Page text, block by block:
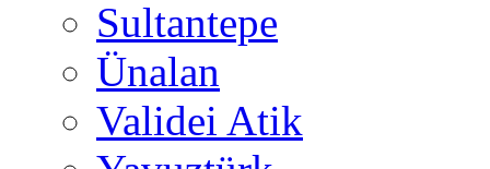
Sultantepe
Ünalan
Validei Atik